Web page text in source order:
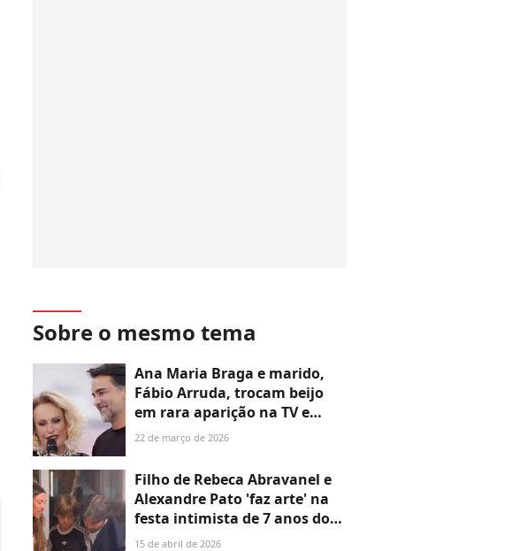
Sobre o mesmo tema
Ana Maria Braga e marido,
Fábio Arruda, trocam beijo
em rara aparição na TV e
Eliana lembra pedido ao
amada e cuidada'
22 de março de 2026
Filho de Rebeca Abravanel e
Alexandre Pato 'faz arte' na
festa intimista de 7 anos do
primo Senor, caçula de
15 de abril de 2026